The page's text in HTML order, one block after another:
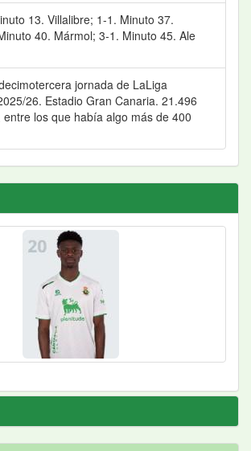
13. Villalibre; 1-1. Minuto 37.
40. Mármol; 3-1. Minuto 45. Ale
jornada de LaLiga
26. Estadio Gran Canaria. 21.496
los que había algo más de 400